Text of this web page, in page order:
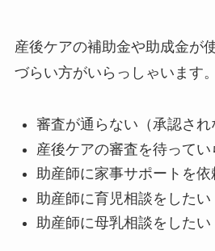
産後ケアの補助金や助成金が
づらい方がいらっしゃいます。
審査が通らない（承認され
産後ケアの審査を待ってい
助産師に家事サポートを依
助産師に育児相談をしたい
助産師に母乳相談をしたい